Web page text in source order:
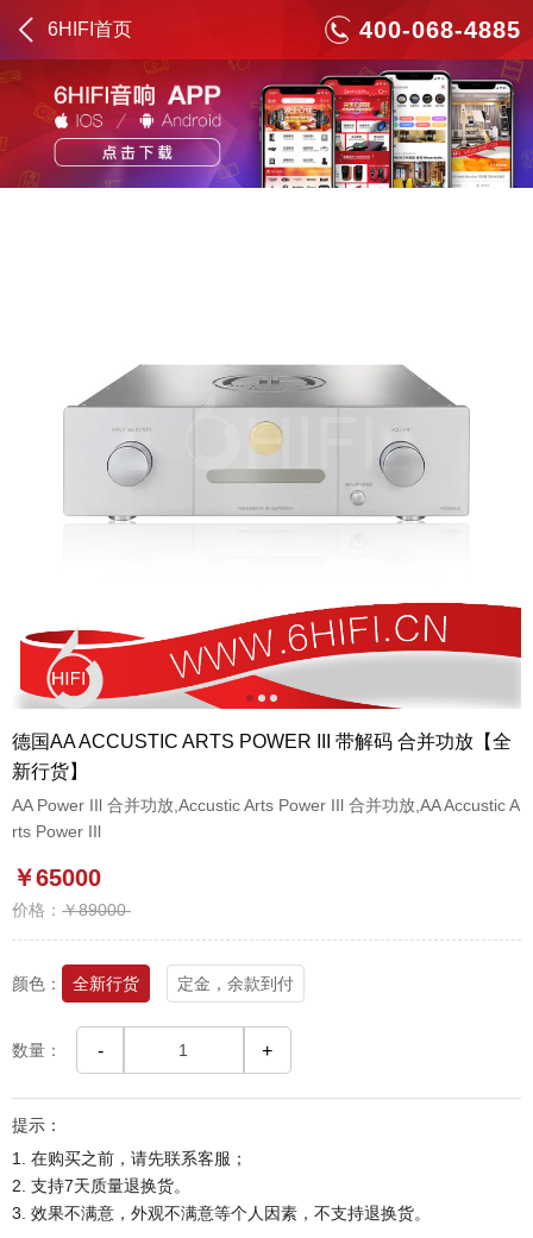
6HIFI首页 400-068-4885
12 3
德国AA ACCUSTIC ARTS POWER III 带解码 合并功放【全
新行货】
AA Power IIl 合并功放,Accustic Arts Power IIl 合并功放,AA Accustic A
rts Power IIl
￥65000
价格： ￥89000
颜色： 全新行货 定金，余款到付
数量： - +
提示：
1. 在购买之前，请先联系客服；
2. 支持7天质量退换货。
3. 效果不满意，外观不满意等个人因素，不支持退换货。